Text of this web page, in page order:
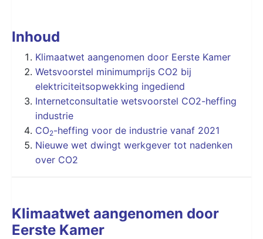
Inhoud
Klimaatwet aangenomen door Eerste Kamer
Wetsvoorstel minimumprijs CO2 bij
elektriciteitsopwekking ingediend
Internetconsultatie wetsvoorstel CO2-heffing
industrie
CO2-heffing voor de industrie vanaf 2021
Nieuwe wet dwingt werkgever tot nadenken
over CO2
Klimaatwet aangenomen door
Eerste Kamer